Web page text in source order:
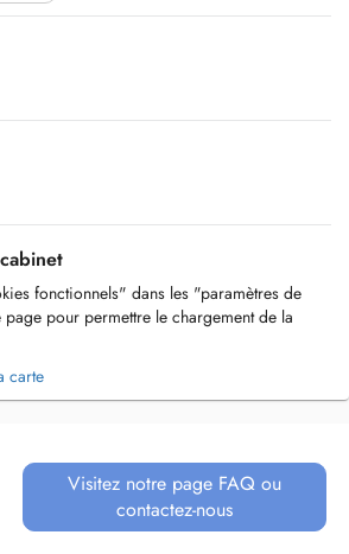
fonctionnels" dans les "paramètres de
pour permettre le chargement de la
carte
Visitez notre page FAQ ou
contactez-nous